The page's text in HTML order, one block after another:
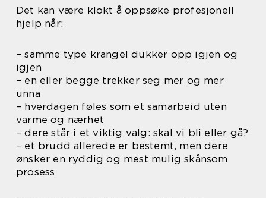
Det kan være klokt å oppsøke profesjonell
hjelp når:
– samme type krangel dukker opp igjen og
igjen
– en eller begge trekker seg mer og mer
unna
– hverdagen føles som et samarbeid uten
varme og nærhet
– dere står i et viktig valg: skal vi bli eller gå?
– et brudd allerede er bestemt, men dere
ønsker en ryddig og mest mulig skånsom
prosess